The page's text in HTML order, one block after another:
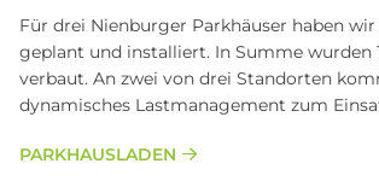
Für drei Nienburger Parkhäuser haben
geplant und installiert. In Summe wurden
verbaut. An zwei von drei Standorten
dynamisches Lastmanagement zum
PARKHAUSLADEN